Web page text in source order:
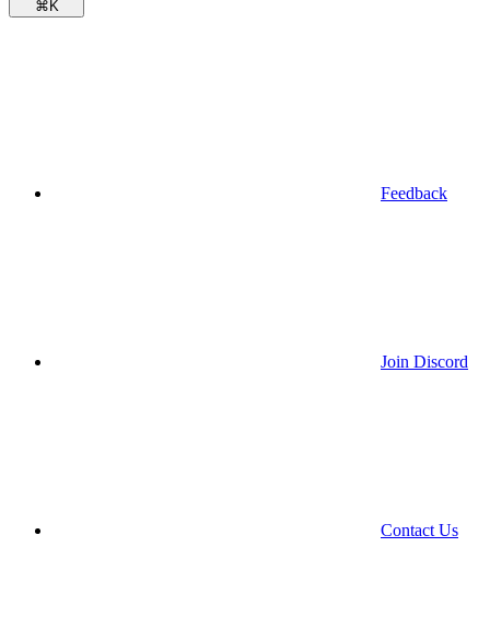
⌘ K
Feedback
Join Discord
Contact Us